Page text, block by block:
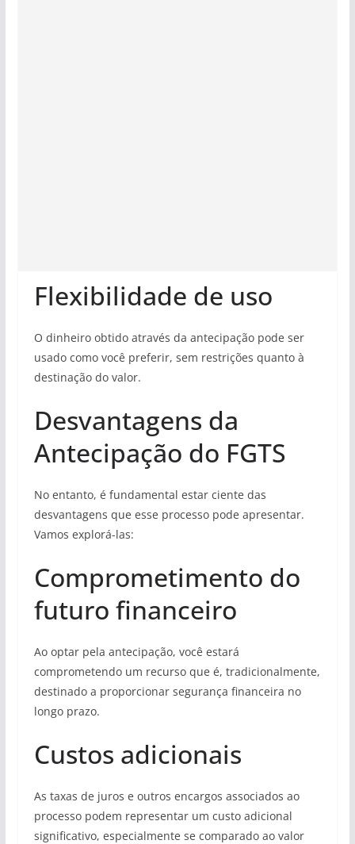
Flexibilidade de uso
O dinheiro obtido através da antecipação pode ser
usado como você preferir, sem restrições quanto à
destinação do valor.
Desvantagens da
Antecipação do FGTS
No entanto, é fundamental estar ciente das
desvantagens que esse processo pode apresentar.
Vamos explorá-las:
Comprometimento do
futuro financeiro
Ao optar pela antecipação, você estará
comprometendo um recurso que é, tradicionalmente,
destinado a proporcionar segurança financeira no
longo prazo.
Custos adicionais
As taxas de juros e outros encargos associados ao
processo podem representar um custo adicional
significativo, especialmente se comparado ao valor